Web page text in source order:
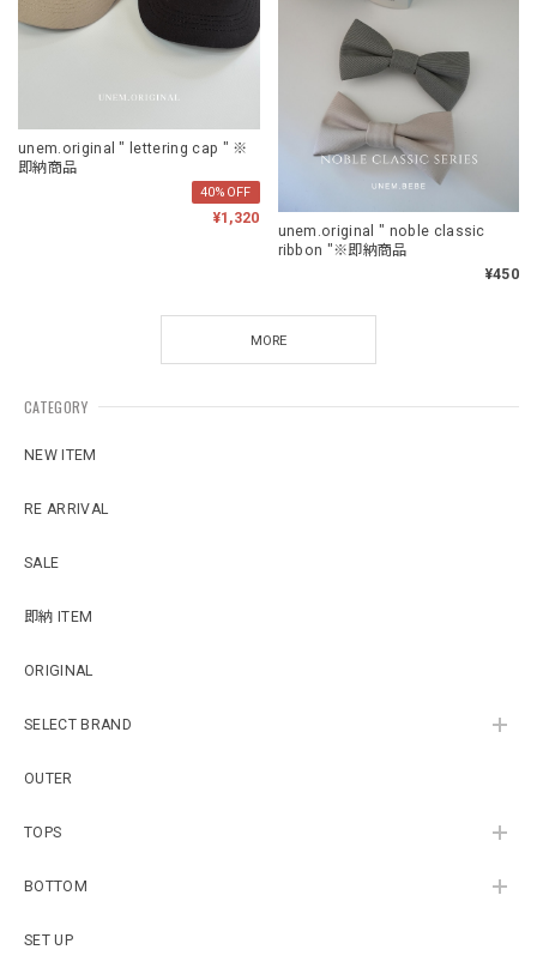
unem.original " lettering cap " ※
即納商品
40%OFF
¥1,320
unem.original " noble classic
ribbon "※即納商品
¥450
MORE
CATEGORY
NEW ITEM
RE ARRIVAL
SALE
即納 ITEM
ORIGINAL
SELECT BRAND
OUTER
TOPS
BOTTOM
SET UP